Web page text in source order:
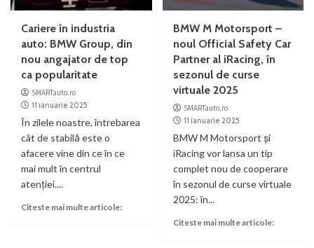
Cariere în industria
auto: BMW Group, din
nou angajator de top
ca popularitate
SMARTauto.ro
11 ianuarie 2025
În zilele noastre, întrebarea
cât de stabilă este o
afacere vine din ce în ce
mai mult în centrul
atenţiei....
Citeste mai multe articole:
BMW M Motorsport –
noul Official Safety Car
Partner al iRacing, în
sezonul de curse
virtuale 2025
SMARTauto.ro
11 ianuarie 2025
BMW M Motorsport şi
iRacing vor lansa un tip
complet nou de cooperare
în sezonul de curse virtuale
2025: în...
Citeste mai multe articole: